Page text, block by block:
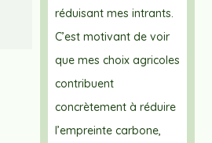
réduisant mes intrants.
C’est motivant de voir
que mes choix agricoles
contribuent
concrètement à réduire
l’empreinte carbone,